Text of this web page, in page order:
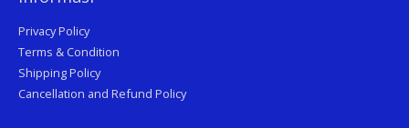
Privacy Policy
Terms & Condition
Shipping Policy
Cancellation and Refund Policy